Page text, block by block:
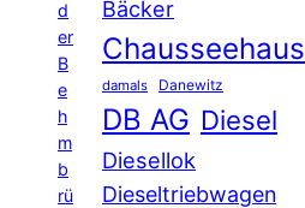
d
er
B
e
h
m
b
rü
Bäcker
Chausseehaus
damals Danewitz
DB AG Diesel
Diesellok
Dieseltriebwagen